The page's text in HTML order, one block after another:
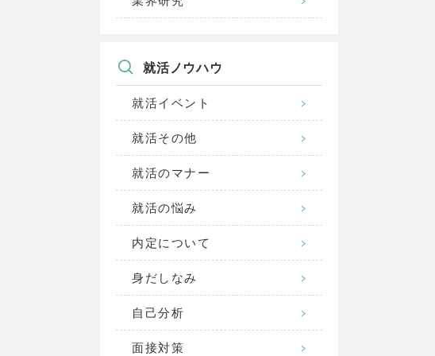
就活ノウハウ
就活イベント
就活その他
就活のマナー
就活の悩み
内定について
身だしなみ
自己分析
面接対策